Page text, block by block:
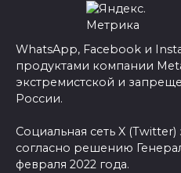
WhatsApp, Facebook и
продуктами компании
экстремистской и
России.
Социальная сеть X
согласно решению
февраля 2022 года.